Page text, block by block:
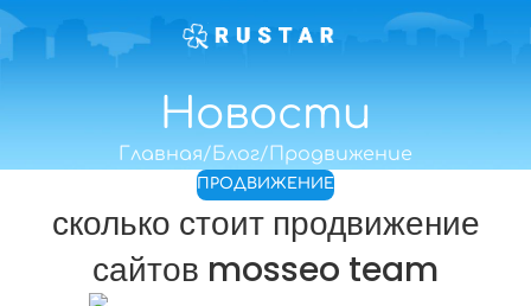
Новости
Главная Блог Продвижение
ПРОДВИЖЕНИЕ
сколько стоит продвижение
сайтов mosseo team